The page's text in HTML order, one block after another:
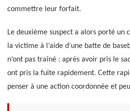
commettre leur forfait.
Le deuxième suspect a alors porté un
la victime à l’aide d’une batte de
n’ont pas traîné : après avoir pris le
ont pris la fuite rapidement. Cette
penser à une action coordonnée et